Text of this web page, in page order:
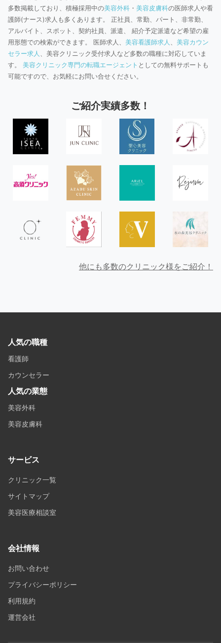
多数掲載しており、積極採用中の美容外科 ・ 美容皮膚科の医師求人や看
護師(ナース)求人も多くあります。 正社員、常勤、パート、非常勤、
アルバイト、スポット、契約社員、派遣、 紹介予定派遣など希望の雇
用形態での検索ができます。 医師求人、 美容看護師求人
美容カウン
セラー求人
、美容クリニック受付求人など多数の職種に対応していま
す。 美容クリニック専門の転職エージェント としての無料サポートも
可能ですので、お気軽にお問い合せください。
ご紹介実績多数！
他にも多数のクリニック様をご紹介！
人気の職種
看護師
カウンセラー
人気の業態
美容外科
美容皮膚科
サービス
クリニック一覧
サイトマップ
美容医療相談室
会社情報
お問い合わせ
プライバシーポリシー
利用規約
運営会社